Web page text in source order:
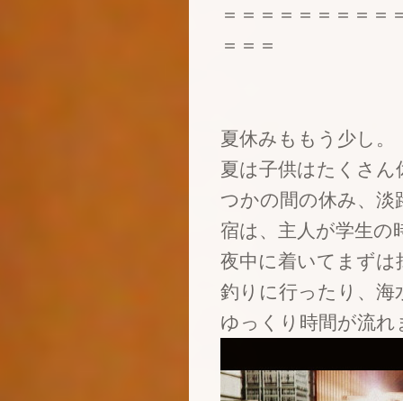
＝＝＝＝＝＝＝＝＝
＝＝＝
夏休みももう少し。
夏は子供はたくさ
つかの間の休み、
宿は、主人が学生の
夜中に着いてまずは
釣りに行ったり、海
ゆっくり時間が流れ